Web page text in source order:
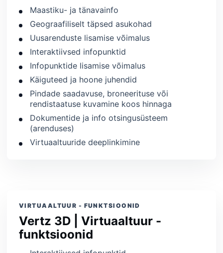
Maastiku- ja tänavainfo
Geograafiliselt täpsed asukohad
Uusarenduste lisamise võimalus
Interaktiivsed infopunktid
Infopunktide lisamise võimalus
Käiguteed ja hoone juhendid
Pindade saadavuse, broneerituse või
rendistaatuse kuvamine koos hinnaga
Dokumentide ja info otsingusüsteem
(arenduses)
Virtuaaltuuride deeplinkimine
VIRTUAALTUUR - FUNKTSIOONID
Vertz 3D | Virtuaaltuur -
funktsioonid